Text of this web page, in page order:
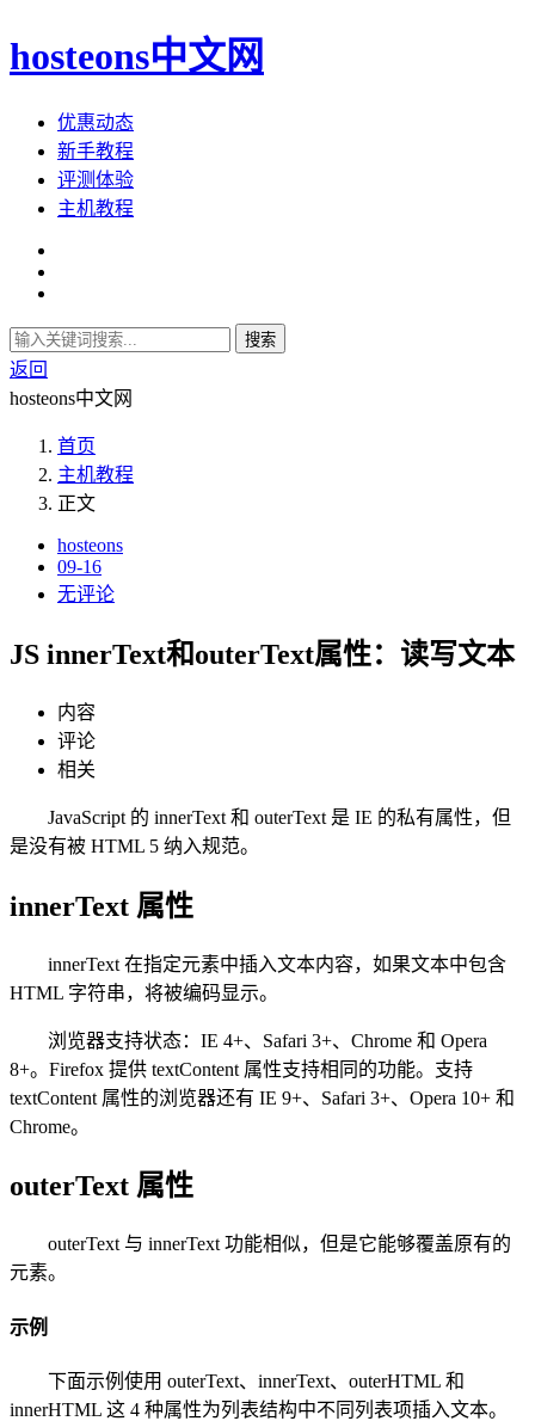
hosteons中文网
优惠动态
新手教程
评测体验
主机教程
搜索
返回
hosteons中文网
首页
主机教程
正文
hosteons
09-16
无评论
JS innerText和outerText属性：读写文本
内容
评论
相关
JavaScript 的 innerText 和 outerText 是 IE 的私有属性，但
是没有被 HTML 5 纳入规范。
innerText 属性
innerText 在指定元素中插入文本内容，如果文本中包含
HTML 字符串，将被编码显示。
浏览器支持状态：IE 4+、Safari 3+、Chrome 和 Opera
8+。Firefox 提供 textContent 属性支持相同的功能。支持
textContent 属性的浏览器还有 IE 9+、Safari 3+、Opera 10+ 和
Chrome。
outerText 属性
outerText 与 innerText 功能相似，但是它能够覆盖原有的
元素。
示例
下面示例使用 outerText、innerText、outerHTML 和
innerHTML 这 4 种属性为列表结构中不同列表项插入文本。